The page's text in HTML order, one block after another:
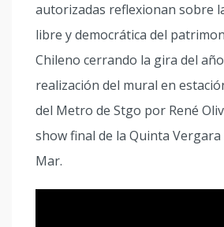
autorizadas reflexionan sobre
libre y democrática del
Chileno cerrando la gira del
realización del mural en
del Metro de Stgo por René
show final de la Quinta Vergara
Mar.